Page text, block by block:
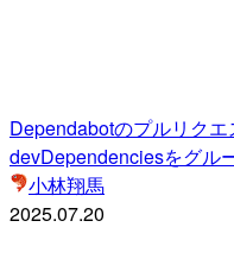
Dependabotのプルリク
devDependenciesをグル
小林翔馬
2025.07.20